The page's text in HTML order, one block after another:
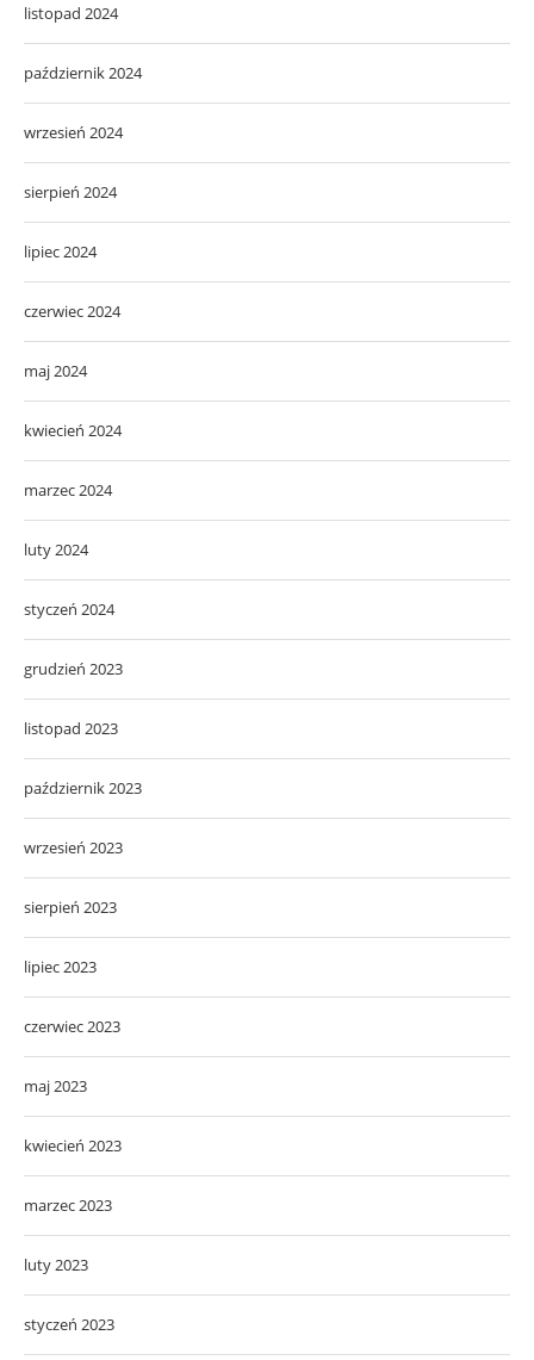
listopad 2024
październik 2024
wrzesień 2024
sierpień 2024
lipiec 2024
czerwiec 2024
maj 2024
kwiecień 2024
marzec 2024
luty 2024
styczeń 2024
grudzień 2023
listopad 2023
październik 2023
wrzesień 2023
sierpień 2023
lipiec 2023
czerwiec 2023
maj 2023
kwiecień 2023
marzec 2023
luty 2023
styczeń 2023